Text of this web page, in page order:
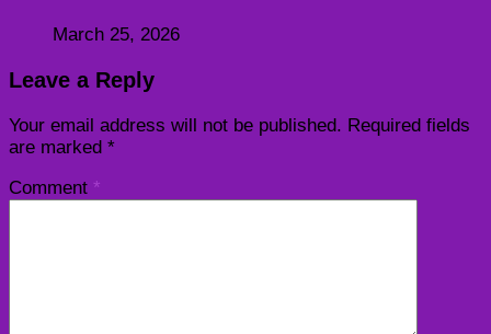
March 25, 2026
Leave a Reply
Your email address will not be published. Required fields
are marked *
Comment *